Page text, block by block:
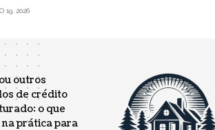
19, 2026
outros
de crédito
o que
na prática para